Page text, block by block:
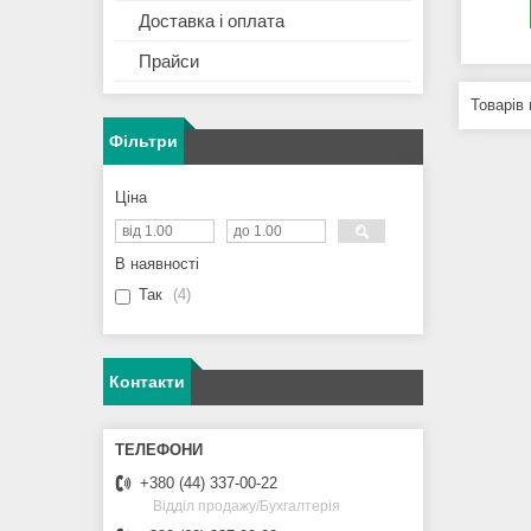
Доставка і оплата
Прайси
Фільтри
Ціна
В наявності
Так
4
Контакти
+380 (44) 337-00-22
Відділ продажу/Бухгалтерія